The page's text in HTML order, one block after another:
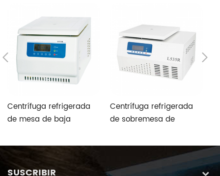
Centrífuga refrigerada
de mesa de baja
biología genética,
medicina clínica y
citología
Centrífuga refrigerada
de sobremesa de
capacidad
SUSCRIBIR